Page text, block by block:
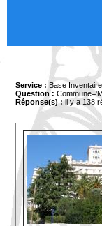
Service : Base Inventaire
Question :
Réponse(s) :il y a 138